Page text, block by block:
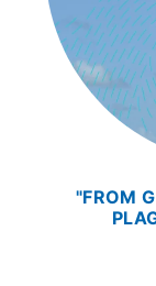
"FROM